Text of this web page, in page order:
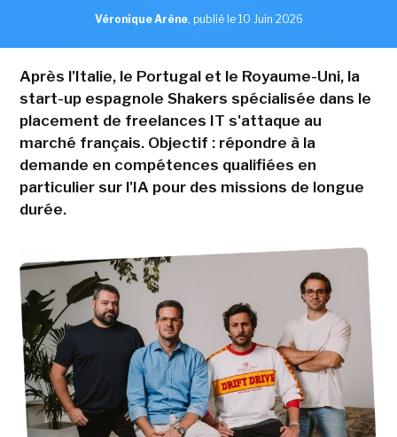
Véronique Arène, publié le 10 Juin 2026
Après l'Italie, le Portugal et le Royaume-Uni, la
start-up espagnole Shakers spécialisée dans le
placement de freelances IT s'attaque au
marché français. Objectif : répondre à la
demande en compétences qualifiées en
particulier sur l'IA pour des missions de longue
durée.